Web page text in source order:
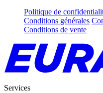
Politique de
Conditions générales
Conditions de vente
Services